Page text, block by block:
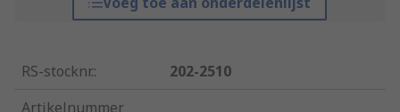
RS-stocknr.:
202-2510
Artikelnummer